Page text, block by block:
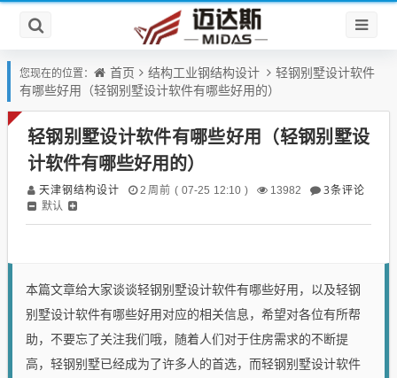
您现在的位置： 首页 结构工业钢结构设计
轻钢别墅设计软件
有哪些好用（轻钢别墅设计软件有哪些好用的）
轻钢别墅设计软件有哪些好用（轻钢别墅设
计软件有哪些好用的）
天津钢结构设计 2周前 ( 07-25 12:10 ) 13982
3条评论
默认
本篇文章给大家谈谈轻钢别墅设计软件有哪些好用，以及轻钢
别墅设计软件有哪些好用对应的相关信息，希望对各位有所帮
助，不要忘了关注我们哦，随着人们对于住房需求的不断提
高，轻钢别墅已经成为了许多人的首选，而轻钢别墅设计软件